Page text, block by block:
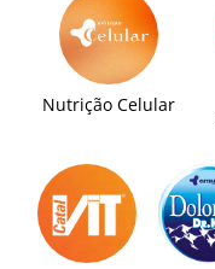
Nutrição Celular